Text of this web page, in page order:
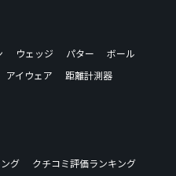
ウェッジ パター
ボール
アイウェア
距離計測器
グ
クチコミ評価ランキング